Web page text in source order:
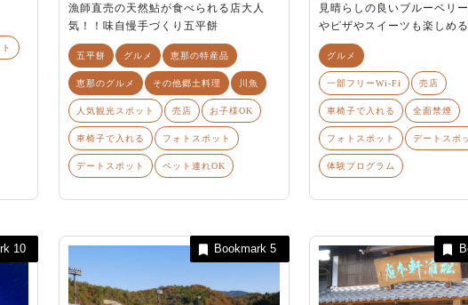
漁師直売の天然鮎が食べられる店大人
気！！味自慢手づくり五平餅
五平餅 グルメ 恵那の特産品
恵那のグルメ その他郷土料理 川魚
人気観光スポット 売店 お子様OK
車椅子で入れる フォトスポット
デートスポット ペット連れOK
見晴らしの良いブルーベリ
やピザやスイーツも楽しめる
グルメ
一部フリーWi-Fi 売店
車椅子で入れる 全面禁煙
フォトスポット デートスポ
体験プログラム
10 Bookmark5